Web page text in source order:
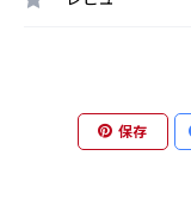
保存